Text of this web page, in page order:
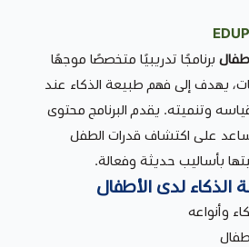
برنامجًا تدريبيًا متخصصًا موجهًا
يهدف إلى فهم طبيعة الذكاء عند
وتنميته. يقدم البرنامج محتوى
يساعد على اكتشاف قدرات الطفل
بأساليب حديثة وفعالة.
الذكاء لدى الأطفال
وأنواعه